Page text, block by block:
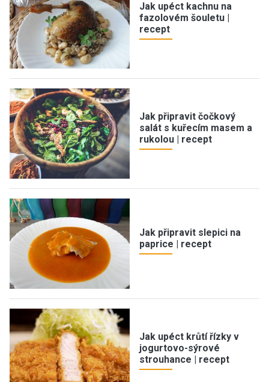
Jak upéct kachnu na
fazolovém šouletu |
recept
Jak připravit čočkový
salát s kuřecím masem a
rukolou | recept
Jak připravit slepici na
paprice | recept
Jak upéct krůtí řízky v
jogurtovo-sýrové
strouhance | recept